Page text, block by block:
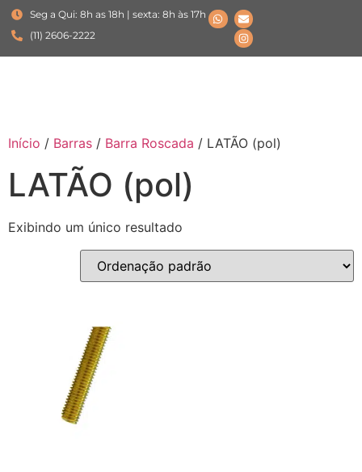
Seg a Qui: 8h as 18h | sexta: 8h às 17h
(11) 2606-2222
Início / Barras / Barra Roscada / LATÃO (pol)
LATÃO (pol)
Exibindo um único resultado